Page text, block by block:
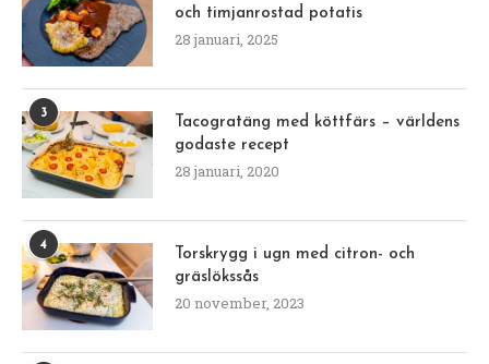
och timjanrostad potatis
28 januari, 2025
3
Tacogratäng med köttfärs – världens
godaste recept
28 januari, 2020
4
Torskrygg i ugn med citron- och
gräslökssås
20 november, 2023